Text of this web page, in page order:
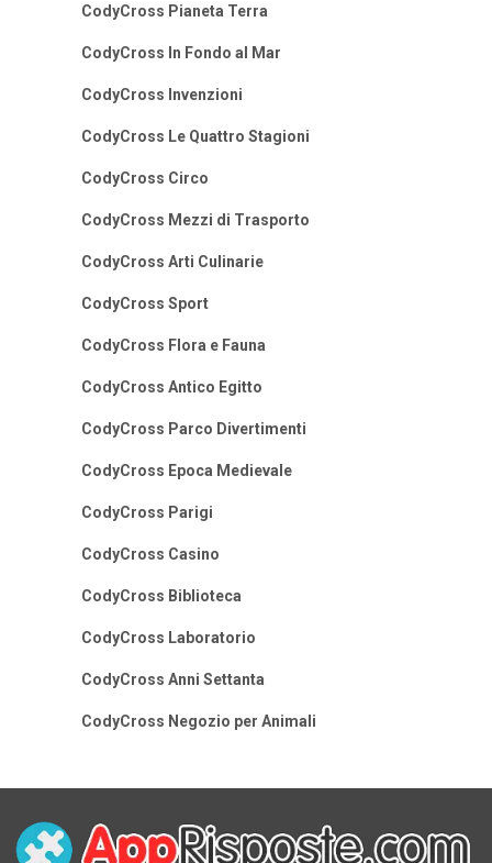
CodyCross Pianeta Terra
CodyCross In Fondo al Mar
CodyCross Invenzioni
CodyCross Le Quattro Stagioni
CodyCross Circo
CodyCross Mezzi di Trasporto
CodyCross Arti Culinarie
CodyCross Sport
CodyCross Flora e Fauna
CodyCross Antico Egitto
CodyCross Parco Divertimenti
CodyCross Epoca Medievale
CodyCross Parigi
CodyCross Casino
CodyCross Biblioteca
CodyCross Laboratorio
CodyCross Anni Settanta
CodyCross Negozio per Animali